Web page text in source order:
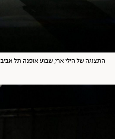
התצוגה של הילי ארי, שבוע אופנה תל אביב 2020 | צילום: גיל חיון